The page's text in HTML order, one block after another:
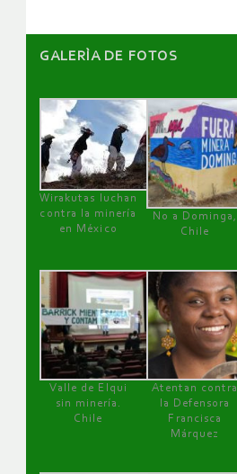
GALERÌA DE FOTOS
Wirakutas luchan
contra la minería
en México
No a Dominga,
Chile
Valle de Elqui
sin minería.
Chile
Atentan contra
la Defensora
Francisca
Márquez